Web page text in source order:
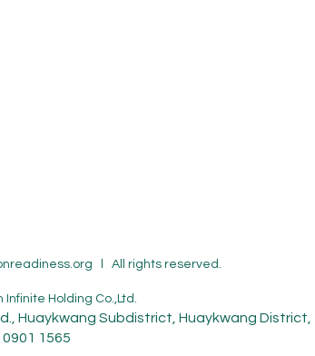
l All rights reserved.
Infinite Holding Co.,Ltd.
Huaykwang Subdistrict, Huaykwang
0901 1565